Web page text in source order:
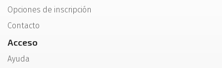
Opciones de inscripción
Contacto
Acceso
Ayuda